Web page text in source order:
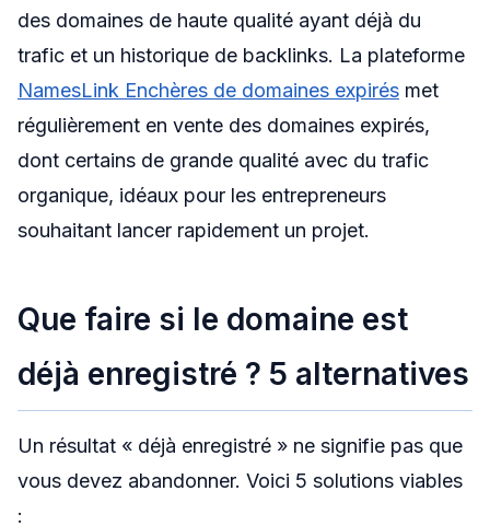
des domaines de haute qualité ayant déjà du
trafic et un historique de backlinks. La plateforme
NamesLink Enchères de domaines expirés met
régulièrement en vente des domaines expirés,
dont certains de grande qualité avec du trafic
organique, idéaux pour les entrepreneurs
souhaitant lancer rapidement un projet.
Que faire si le domaine est
déjà enregistré ? 5 alternatives
Un résultat « déjà enregistré » ne signifie pas que
vous devez abandonner. Voici 5 solutions viables
: